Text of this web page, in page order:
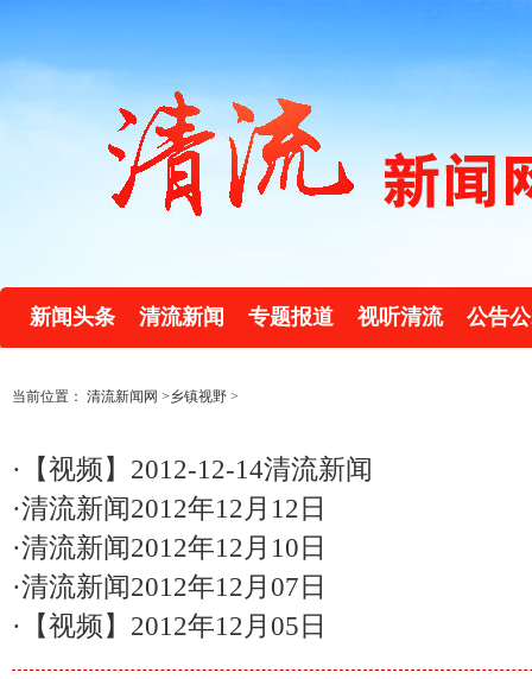
新闻头条 清流新闻 专题报道 视听清流 公告
当前位置： 清流新闻网 > 乡镇视野 >
· 【视频】2012-12-14清流新闻
·清流新闻2012年12月12日
·清流新闻2012年12月10日
·清流新闻2012年12月07日
· 【视频】2012年12月05日